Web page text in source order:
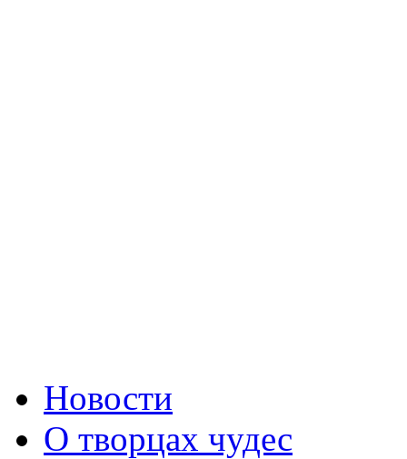
Новости
О творцах чудес